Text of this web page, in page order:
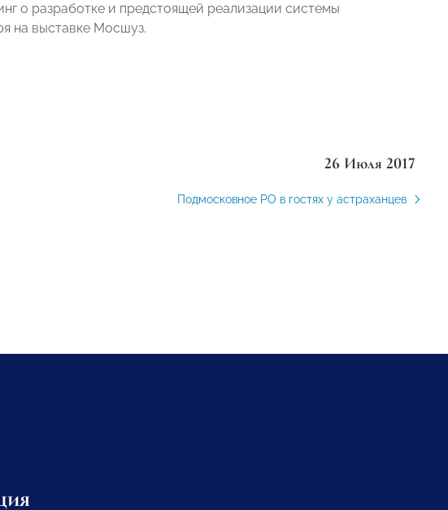
о разработке и предстоящей реализации системы
на выставке Мосшуз.
26 Июля 2017
Подмосковное РО в гостях у астраханцев